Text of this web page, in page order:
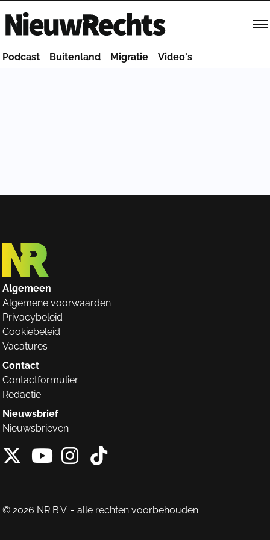
Homepage van NieuwRechts
Podcast Buitenland Migratie Video's
Algemeen
Algemene voorwaarden
Privacybeleid
Cookiebeleid
Vacatures
Contact
Contactformulier
Redactie
Nieuwsbrief
Nieuwsbrieven
X van NieuwRechts
Instagram van
Tiktok van
© 2026 NR B.V. - alle rechten voorbehouden